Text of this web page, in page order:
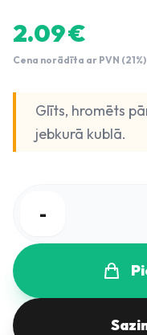
2.09€
Cena norādīta ar PVN (21%)
Glīts, hromēts
jebkurā kublā.
-